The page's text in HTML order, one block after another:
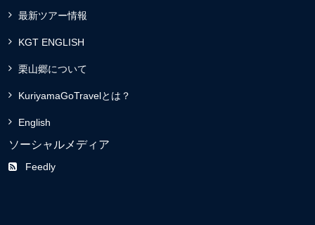
最新ツアー情報
KGT ENGLISH
栗山郷について
KuriyamaGoTravelとは？
English
ソーシャルメディア
Feedly